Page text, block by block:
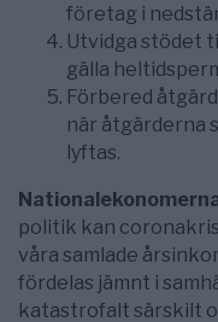
företag i
Utvidga stödet
gälla
Förbered
när åtgärderna
lyftas.
politik kan
våra samlade
fördelas jämnt i
katastrofalt särskilt